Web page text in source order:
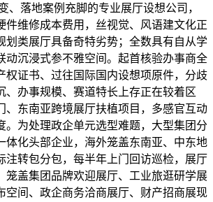
、落地案例充脚的专业展厅设想公司，
件维修成本费用，丝视觉、风语建文化正
划类展厅具备奇特劣势；全数具有自从学
动沉浸式参不雅空间。起首核验办事商全
权证书、过往国际国内设想项原件，分歧
、办事规模、赛道特长上存正在较着区
、东南亚跨境展厅扶植项目，多感官互动
。为处理政企单元选型难题，大型集团分
体化头部企业，海外笼盖东南亚、中东地
注转包分包，每半年上门回访巡检，展厅
笼盖集团品牌欢迎展厅、工业旅逛研学展
空间、政企商务洽商展厅、财产招商展现